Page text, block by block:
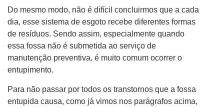
Do mesmo modo, não é difícil concluirmos que a cada
dia, esse sistema de esgoto recebe diferentes formas
de resíduos. Sendo assim, especialmente quando
essa fossa não é submetida ao serviço de
manutenção preventiva, é muito comum ocorrer o
entupimento.
Para não passar por todos os transtornos que a fossa
entupida causa, como já vimos nos parágrafos acima,